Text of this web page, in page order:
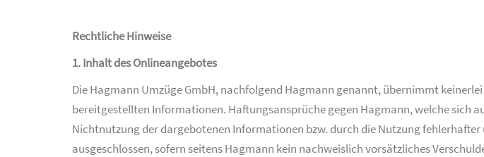
Rechtliche Hinweise
1. Inhalt des Onlineangebotes
Die Hagmann Umzüge GmbH, nachfolgend Hagmann genannt, übernimmt
bereitgestellten Informationen. Haftungsansprüche gegen Hagmann, welche sich
Nichtnutzung der dargebotenen Informationen bzw. durch die Nutzung
ausgeschlossen, sofern seitens Hagmann kein nachweislich vorsätzliches